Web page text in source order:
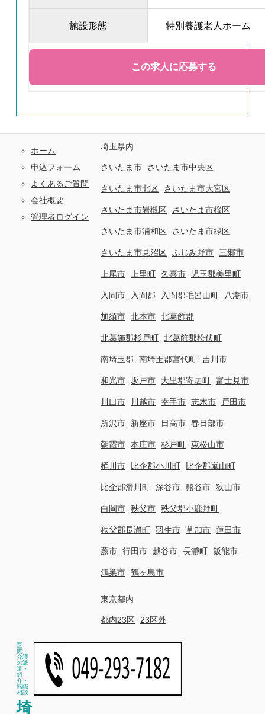
施設形態 特別養護老人ホーム
ホーム
申込フォーム
よくあるご質問
会社概要
管理者ログイン
埼玉県内
さいたま市 さいたま市中央区
さいたま市北区 さいたま市大宮区
さいたま市岩槻区 さいたま市桜区
さいたま市浦和区 さいたま市緑区
さいたま市見沼区 ふじみ野市 三郷市
上尾市 上里町 久喜市 児玉郡美里町
入間市 入間郡 入間郡毛呂山町 八潮市
加須市 北本市 北葛飾郡
北葛飾郡杉戸町 北葛飾郡松伏町
南埼玉郡 南埼玉郡宮代町 吉川市
和光市 坂戸市 大里郡寄居町 富士見市
川口市 川越市 幸手市 志木市 戸田市
所沢市 新座市 日高市 春日部市
朝霞市 本庄市 杉戸町 東松山市
桶川市 比企郡小川町 比企郡嵐山町
比企郡滑川町 深谷市 熊谷市 狭山市
白岡市 秩父市 秩父郡小鹿野町
秩父郡長瀞町 羽生市 草加市 蓮田市
蕨市 行田市 越谷市 長瀞町 飯能市
鴻巣市 鶴ヶ島市
東京都内
都内23区 23区外
医
療・
介護
の派
遣・
紹
介・
転職
相談
埼